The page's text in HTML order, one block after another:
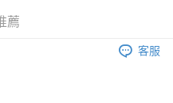
薦
客服